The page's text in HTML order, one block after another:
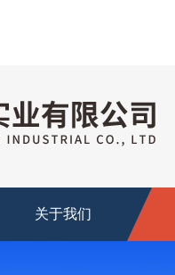
关于我们